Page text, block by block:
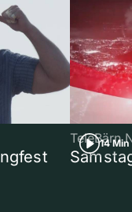
14 Min
TeleBärn